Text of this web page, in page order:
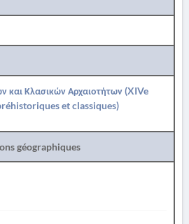
και Κλασικών Αρχαιοτήτων (XIVe
et classiques)
géographiques